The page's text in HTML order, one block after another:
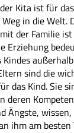
Kita ist für
in die Welt.
der Familie
Erziehung
Kindes
sind die
das Kind. Sie
deren
Ängste,
ihm am besten